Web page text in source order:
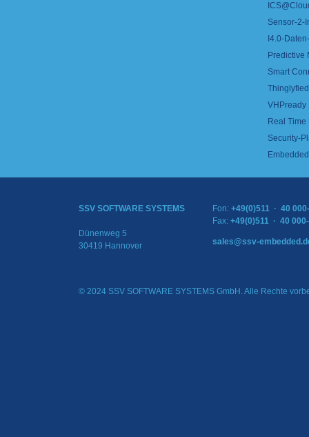
Sensor-2-
I4.0-
Predictive
Smart
VHPready
Real
Security-
SSV SOFTWARE SYSTEMS
Dünenweg 5
30419 Hannover
Fon: +49(0)511 · 40
Fax: +49(0)511 · 40
sales@ssv-
© 2024 SSV SOFTWARE SYSTEMS GmbH. Alle Rechte